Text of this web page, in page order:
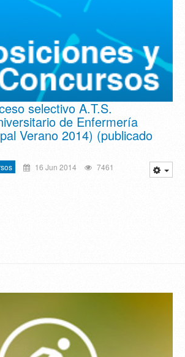
selectivo A.T.S.
de Enfermería
Verano 2014) (publicado
16 Jun 2014 7461